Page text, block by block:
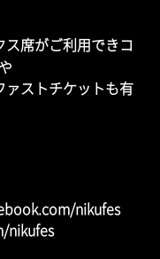
席がご利用できコ
ストチケットも有
nikufes
nikufes